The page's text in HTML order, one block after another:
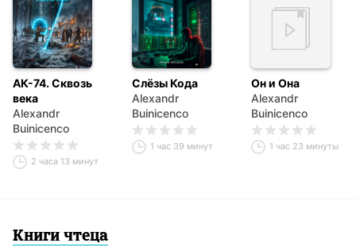
АК-74. Сквозь
века
Alexandr
Buinicenco
2 часа 13 минут
Слёзы Кода
Alexandr
Buinicenco
1 час 39 минут
Он и Она
Alexandr
Buinicenco
1 час 23 минуты
Книги чтеца